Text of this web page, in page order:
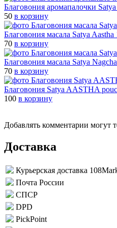
Благовония аромапалочки
50 в корзину
Благовония масала Satya Aastha
70 в корзину
Благовония масала Satya
70 в корзину
Благовония Satya AASTHA
100 в корзину
Добавлять комментарии могут
Доставка
Курьерская доставка
Почта России
СПСР
DPD
PickPoint